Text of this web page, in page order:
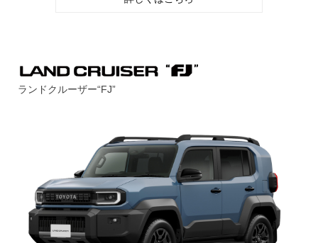
ランドクルーザー“FJ”